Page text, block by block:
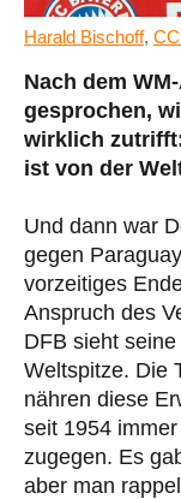
Harald Bischoff,
Nach dem
gesprochen,
wirklich
ist von der
Und dann war
gegen
vorzeitiges
Anspruch des
DFB sieht
Weltspitze. Die
nähren diese
seit 1954
zugegen. Es
aber man